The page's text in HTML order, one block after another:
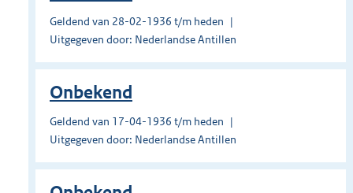
Geldend van 28-02-1936 t/m heden
Uitgegeven door: Nederlandse Antillen
Onbekend
Geldend van 17-04-1936 t/m heden
Uitgegeven door: Nederlandse Antillen